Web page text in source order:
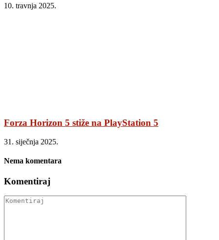
10. travnja 2025.
Forza Horizon 5 stiže na PlayStation 5
31. siječnja 2025.
Nema komentara
Komentiraj